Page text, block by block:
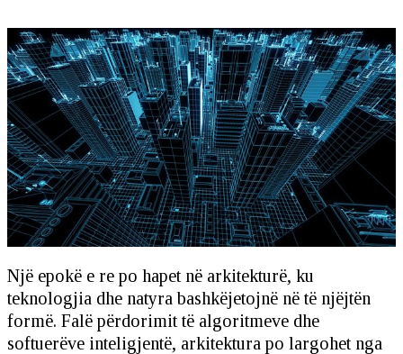
Një epokë e re po hapet në arkitekturë, ku
teknologjia dhe natyra bashkëjetojnë në të njëjtën
formë. Falë përdorimit të algoritmeve dhe
softuerëve inteligjentë, arkitektura po largohet nga